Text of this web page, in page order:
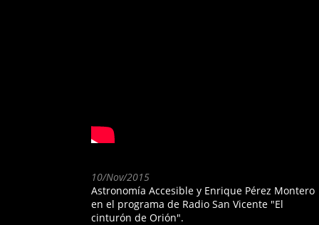
10/Nov/2015
Astronomía Accesible y Enrique Pérez Montero
en el programa de Radio San Vicente "El
cinturón de Orión".